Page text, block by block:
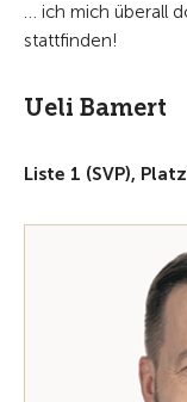
… ich mich überall
stattfinden!
Ueli Bamert
Liste 1 (SVP),